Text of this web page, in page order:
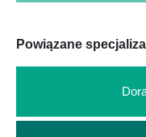
Powiązane